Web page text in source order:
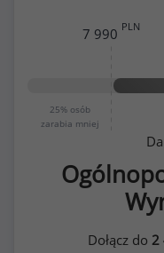
25% osób
zarabia mniej
7 990 PLN
Dołącz do 2